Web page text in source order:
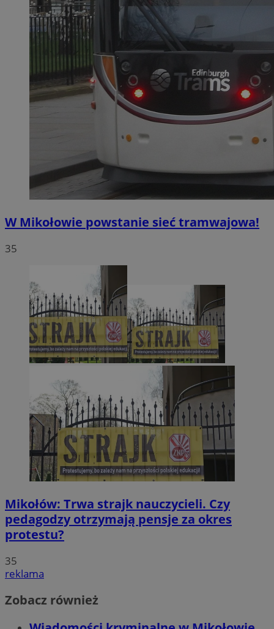
W Mikołowie powstanie sieć tramwajowa!
35
Mikołów: Trwa strajk nauczycieli. Czy
pedagodzy otrzymają pensje za okres
protestu?
35
reklama
Zobacz również